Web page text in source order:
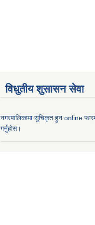
विधुतीय शुसासन सेवा
नगरपालिकामा सुचिकृत हुन online
गर्नुहोस।